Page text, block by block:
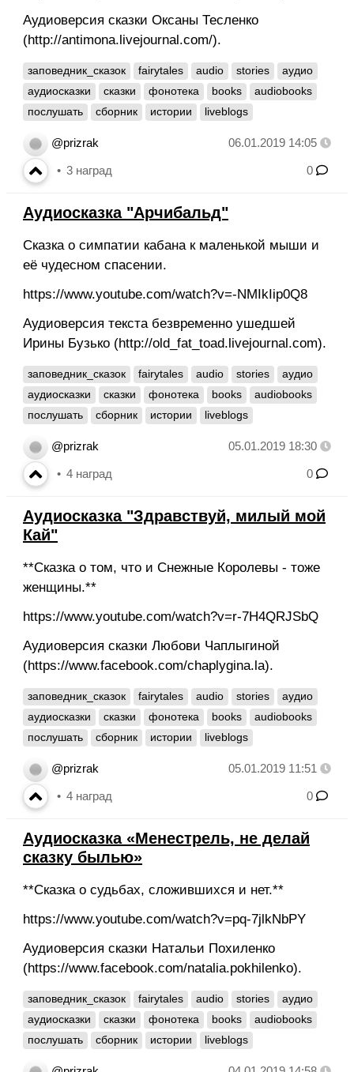
Аудиоверсия сказки Оксаны Тесленко
(http://antimona.livejournal.com/).
заповедник_сказок fairytales audio stories
аудио
аудиосказки
сказки фонотека books
audiobooks
послушать
сборник истории liveblogs
@prizrak 06.01.2019 14:05
3 наград 0
Аудиосказка "Арчибальд"
Сказка о симпатии кабана к маленькой мыши и
её чудесном спасении.
https://www.youtube.com/watch?v=-NMIkIip0Q8
Аудиоверсия текста безвременно ушедшей
Ирины Бузько (http://old_fat_toad.livejournal.com).
заповедник_сказок fairytales audio stories
аудио
аудиосказки
сказки фонотека books
audiobooks
послушать
сборник истории liveblogs
@prizrak 05.01.2019 18:30
4 наград 0
Аудиосказка "Здравствуй, милый мой
Кай"
**Сказка о том, что и Снежные Королевы - тоже
женщины.**
https://www.youtube.com/watch?v=r-7H4QRJSbQ
Аудиоверсия сказки Любови Чаплыгиной
(https://www.facebook.com/chaplygina.la).
заповедник_сказок fairytales audio stories
аудио
аудиосказки
сказки фонотека books
audiobooks
послушать
сборник истории liveblogs
@prizrak 05.01.2019 11:51
4 наград 0
Аудиосказка «Менестрель, не делай
сказку былью»
**Сказка о судьбах, сложившихся и нет.**
https://www.youtube.com/watch?v=pq-7jlkNbPY
Аудиоверсия сказки Натальи Похиленко
(https://www.facebook.com/natalia.pokhilenko).
заповедник_сказок fairytales audio stories
аудио
аудиосказки
сказки фонотека books
audiobooks
послушать
сборник истории liveblogs